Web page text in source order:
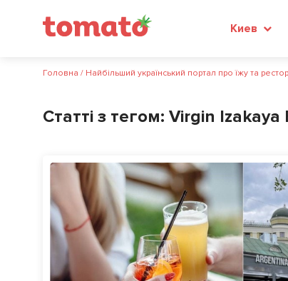
Киев
Головна / Найбільший український портал про їжу та
Статті з тегом: Virgin Izakaya